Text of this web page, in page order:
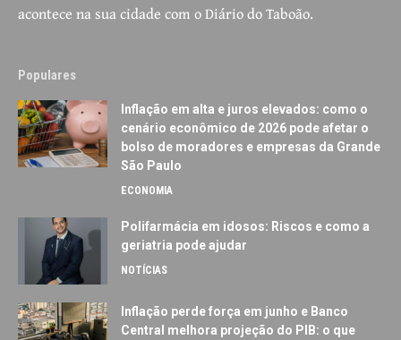
acontece na sua cidade com o Diário do Taboão.
Populares
Inflação em alta e juros elevados: como o
cenário econômico de 2026 pode afetar o
bolso de moradores e empresas da Grande
São Paulo
ECONOMIA
Polifarmácia em idosos: Riscos e como a
geriatria pode ajudar
NOTÍCIAS
Inflação perde força em junho e Banco
Central melhora projeção do PIB: o que